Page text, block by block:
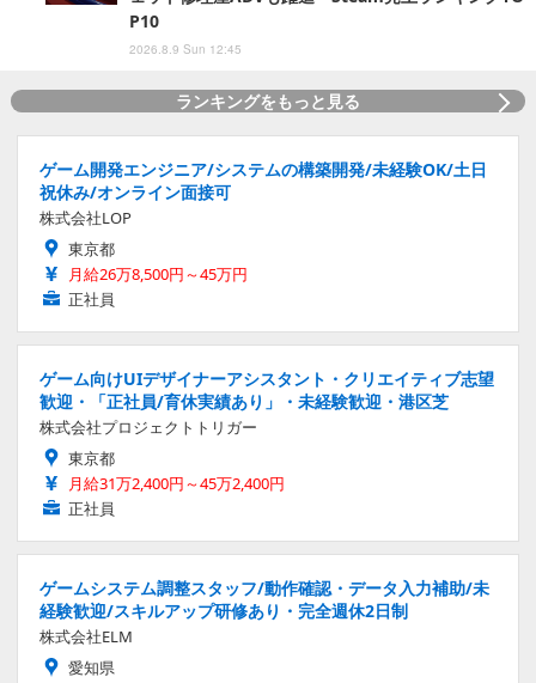
P10
2026.8.9 Sun 12:45
ランキングをもっと見る
ゲーム開発エンジニア/システムの構築開発/未経験OK/土日
祝休み/オンライン面接可
株式会社LOP
東京都
月給26万8,500円～45万円
正社員
ゲーム向けUIデザイナーアシスタント・クリエイティブ志望
歓迎・「正社員/育休実績あり」・未経験歓迎・港区芝
株式会社プロジェクトトリガー
東京都
月給31万2,400円～45万2,400円
正社員
ゲームシステム調整スタッフ/動作確認・データ入力補助/未
経験歓迎/スキルアップ研修あり・完全週休2日制
株式会社ELM
愛知県